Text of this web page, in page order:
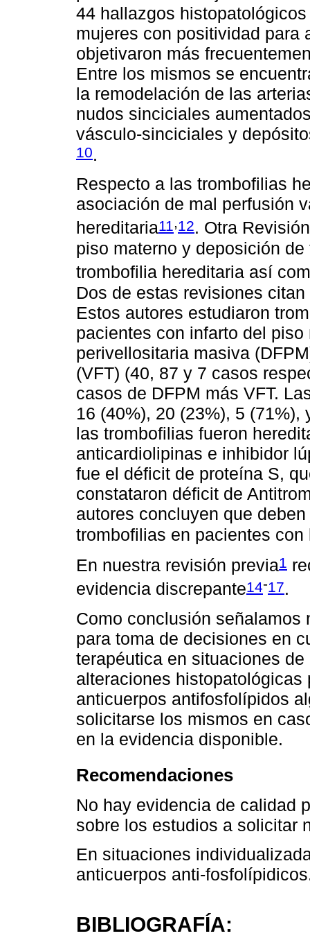
44 hallazgos
mujeres con positividad para
objetivaron más
Entre los mismos se
la remodelación de las
nudos sinciciales
vásculo-sinciciales y
10.
Respecto a las trombofilias
asociación de mal perfusión
hereditaria11 ,12. Otra
piso materno y deposición
trombofilia hereditaria así
Dos de estas revisiones
Estos autores estudiaron
pacientes con infarto del
perivellositaria masiva
(VFT) (40, 87 y 7 casos
casos de DFPM más VFT.
16 (40%), 20 (23%), 5
las trombofilias fueron
anticardiolipinas e inhibidor
fue el déficit de proteína S,
constataron déficit de
autores concluyen que
trombofilias en pacientes
En nuestra revisión previa1
evidencia discrepante14-17.
Como conclusión
para toma de decisiones en
terapéutica en situaciones
alteraciones
anticuerpos antifosfolípidos
solicitarse los mismos en
en la evidencia disponible.
Recomendaciones
No hay evidencia de calidad
sobre los estudios a solicitar
En situaciones
anticuerpos anti-
BIBLIOGRAFÍA: